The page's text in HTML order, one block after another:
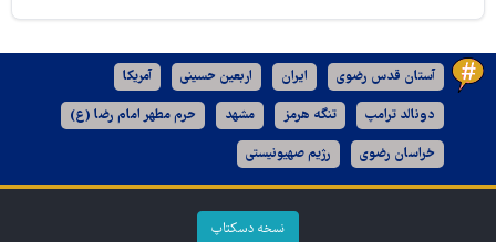
آستان قدس رضوی ایران اربعین حسینی آمریکا
دونالد ترامپ تنگه هرمز مشهد حرم مطهر امام رضا (ع)
خراسان رضوی رژیم صهیونیستی
نسخه دسکتاپ